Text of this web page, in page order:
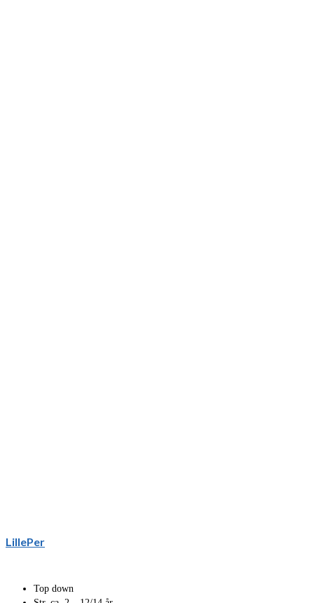
LillePer
Top down